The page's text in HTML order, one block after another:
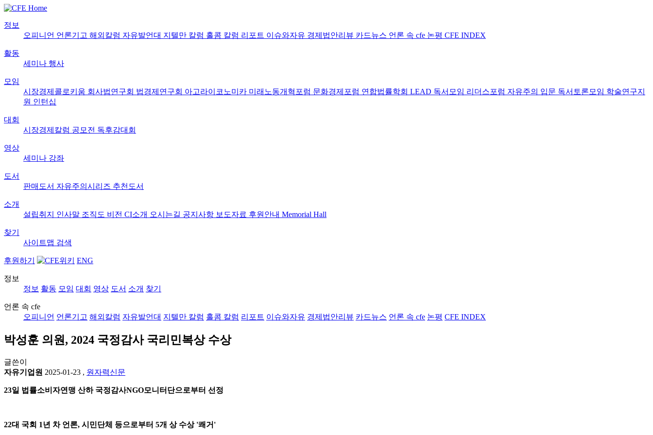
정보
오피니언 언론기고 해외칼럼 자유발언대 지텔만 칼럼 홀콤 칼럼 리포트 이슈와자유 경제법안리뷰 카드뉴스 언론 속 cfe 논평 CFE INDEX
활동
세미나 행사
모임
시장경제콜로키움 회사법연구회 법경제연구회 아고라이코노미카 미래노동개혁포럼 문화경제포럼 연합법률학회 LEAD 독서모임 리더스포럼 자유주의 입문 독서토론모임 학술연구지
원 인턴십
대회
시장경제칼럼 공모전 독후감대회
영상
세미나 강좌
도서
판매도서 자유주의시리즈 추천도서
소개
설립취지 인사말 조직도 비전 CI소개 오시는길 공지사항 보도자료 후원안내 Memorial Hall
찾기
사이트맵 검색
후원하기 ENG
정보
정보 활동 모임 대회 영상 도서 소개 찾기
언론 속 cfe
오피니언 언론기고 해외칼럼 자유발언대 지텔만 칼럼 홀콤 칼럼 리포트 이슈와자유 경제법안리뷰 카드뉴스 언론 속 cfe 논평 CFE INDEX
박성훈 의원, 2024 국정감사 국리민복상 수상
글쓴이
자유기업원 2025-01-23 , 원자력신문
23일 법률소비자연맹 산하 국정감사NGO모니터단으로부터 선정
22대 국회 1년 차 언론, 시민단체 등으로부터 5개 상 수상 '쾌거'